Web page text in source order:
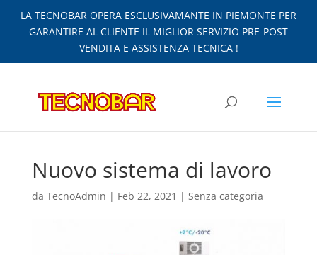
LA TECNOBAR OPERA ESCLUSIVAMANTE IN PIEMONTE PER
GARANTIRE AL CLIENTE IL MIGLIOR SERVIZIO PRE-POST
VENDITA E ASSISTENZA TECNICA !
Nuovo sistema di lavoro
da TecnoAdmin | Feb 22, 2021 | Senza categoria